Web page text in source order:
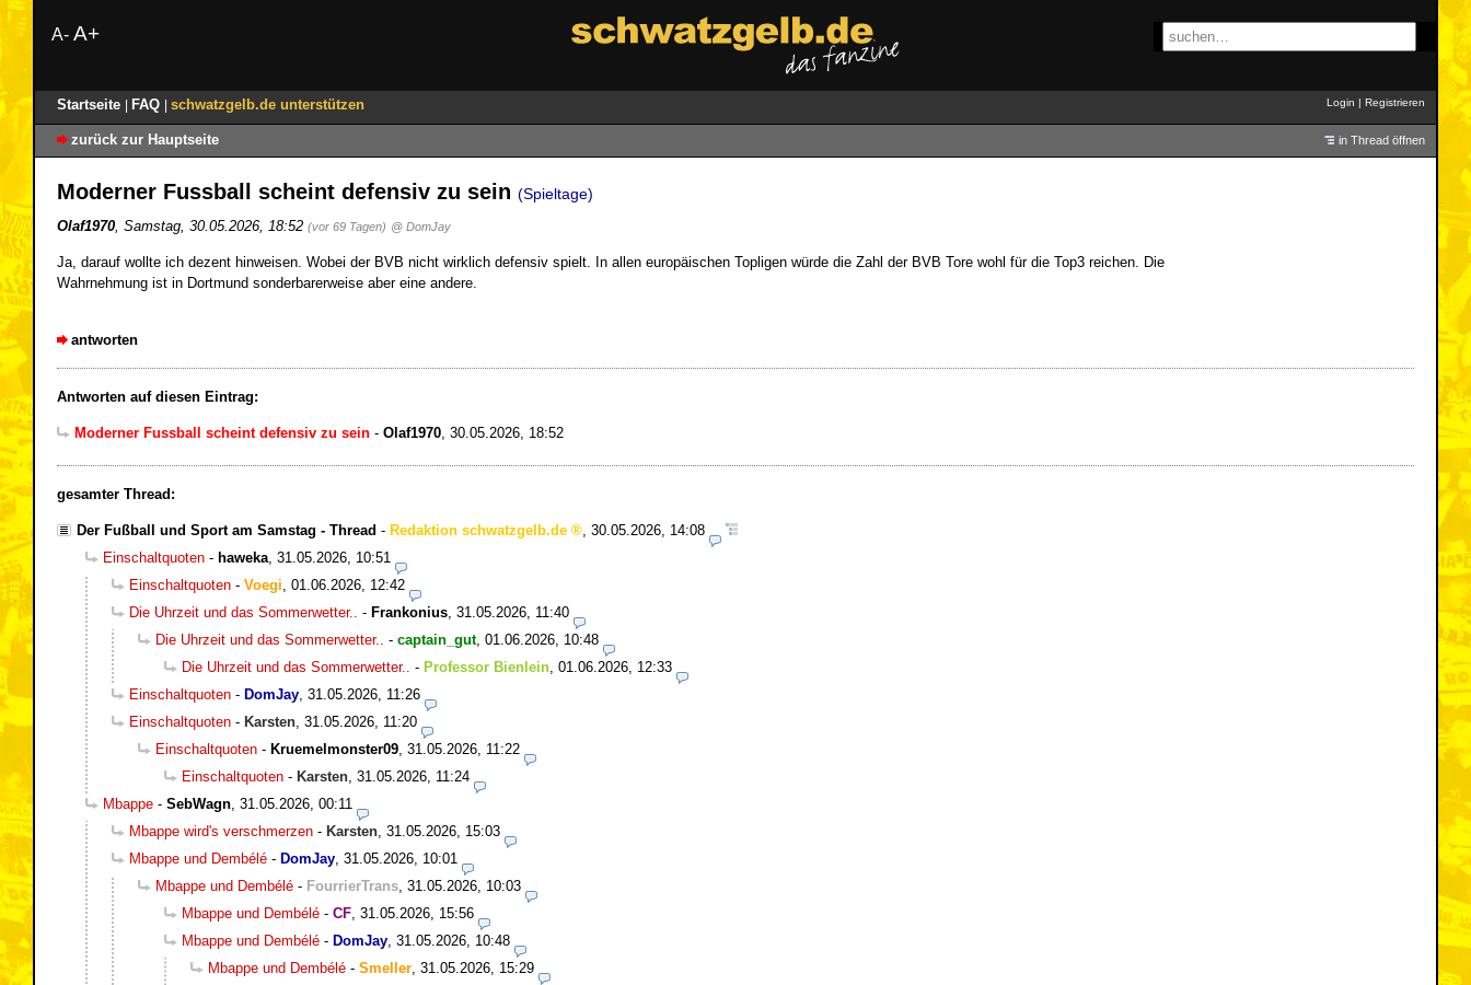
A- A+
Startseite FAQ schwatzgelb.de unterstützen Login | Registrieren
zurück zur Hauptseite in Thread öffnen
Moderner Fussball scheint defensiv zu sein (Spieltage)
Olaf1970 Samstag, 30.05.2026, 18:52 (vor 69 Tagen) @ DomJay
Ja, darauf wollte ich dezent hinweisen. Wobei der BVB nicht wirklich defensiv spielt. In allen europäischen Topligen würde die Zahl der BVB Tore wohl für die Top3 reichen. Die
Wahrnehmung ist in Dortmund sonderbarerweise aber eine andere.
antworten
Antworten auf diesen Eintrag:
Moderner Fussball scheint defensiv zu sein - Olaf1970 30.05.2026, 18:52
gesamter Thread:
Der Fußball und Sport am Samstag - Thread - Redaktion schwatzgelb.de
30.05.2026, 14:08
Einschaltquoten - haweka 31.05.2026, 10:51
Einschaltquoten - Voegi 01.06.2026, 12:42
Die Uhrzeit und das Sommerwetter..
- Frankonius 31.05.2026, 11:40
Die Uhrzeit und das Sommerwetter..
- captain_gut, 01.06.2026, 10:48
Die Uhrzeit und das Sommerwetter..
- Professor Bienlein 01.06.2026, 12:33
Einschaltquoten - DomJay 31.05.2026, 11:26
Einschaltquoten - Karsten 31.05.2026, 11:20
Einschaltquoten - Kruemelmonster09 31.05.2026, 11:22
Einschaltquoten - Karsten 31.05.2026, 11:24
Mbappe - SebWagn 31.05.2026, 00:11
Mbappe wird's verschmerzen - Karsten 31.05.2026, 15:03
Mbappe und Dembélé - DomJay 31.05.2026, 10:01
Mbappe und Dembélé - FourrierTrans 31.05.2026, 10:03
Mbappe und Dembélé - CF 31.05.2026, 15:56
Mbappe und Dembélé - DomJay 31.05.2026, 10:48
Mbappe und Dembélé - Smeller 31.05.2026, 15:29